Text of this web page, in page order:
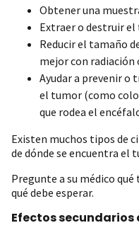
Obtener una
Extraer o destruir
Reducir el tamaño
mejor con
Ayudar a prevenir o
el tumor (como
que rodea el
Existen muchos tipos de
de dónde se encuentra el
Pregunte a su médico
qué debe esperar.
Efectos secundarios